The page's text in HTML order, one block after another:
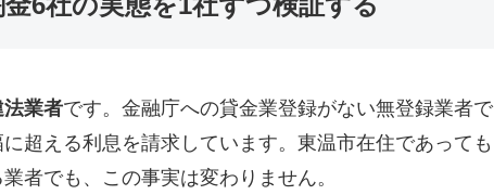
業者です。金融庁への貸金業登録がない無登録業者で
超える利息を請求しています。東温市在住であっても
者でも、この事実は変わりません。